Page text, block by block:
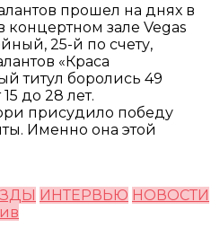
прошел на днях в
концертном зале Vegas
25-й по счету,
«Краса
титул боролись 49
до 28 лет.
присудило победу
Именно она этой
ИНТЕРВЬЮ НОВОСТИ